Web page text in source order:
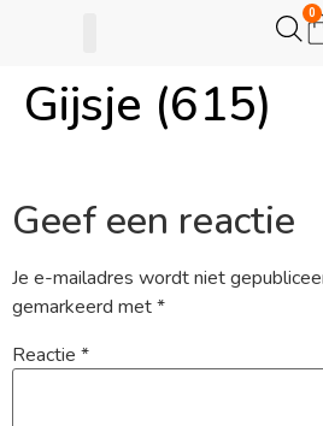
0
Gijsje (615)
Geef een reactie
Je e-mailadres wordt niet
gemarkeerd met*
Reactie *